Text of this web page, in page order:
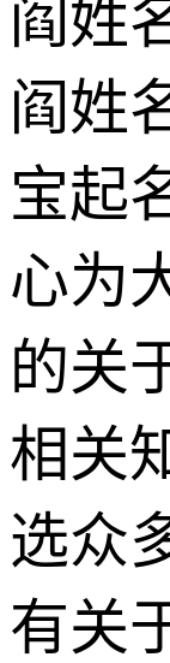
阎姓
阎姓
宝起
心为
的关
相关
选众
有关